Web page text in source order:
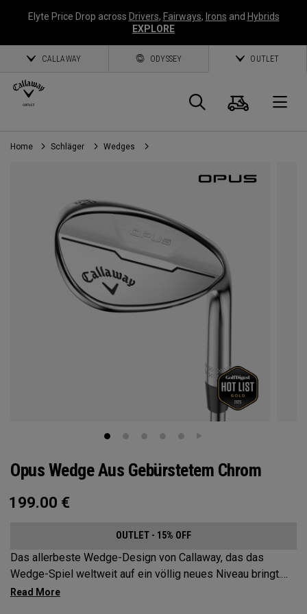
Elyte Price Drop across Drivers, Fairways, Irons and Hybrids
EXPLORE
CALLAWAY ODYSSEY OUTLET
Suche
Home Schläger Wedges
Opus Wedge Aus Gebürstetem Chrom
199.00 €
OUTLET - 15% OFF
Das allerbeste Wedge-Design von Callaway, das das
Wedge-Spiel weltweit auf ein völlig neues Niveau bringt.
Mit dem Einsatz der bahnbrechenden Spin Gen Face